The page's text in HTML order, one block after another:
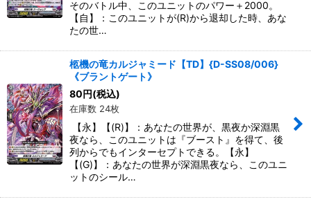
そのバトル中、このユニットのパワー＋2000。
【自】：このユニットが(R)から退却した時、あな
たの世…
柩機の竜カルジャミード【TD】{D-SS08/006}
《ブラントゲート》
80円(税込)
在庫数 24枚
【永】【(R)】：あなたの世界が、黒夜か深淵黒
夜なら、このユニットは『ブースト』を得て、後
列からでもインターセプトできる。【永】
【(G)】：あなたの世界が深淵黒夜なら、このユニ
ットのシール…